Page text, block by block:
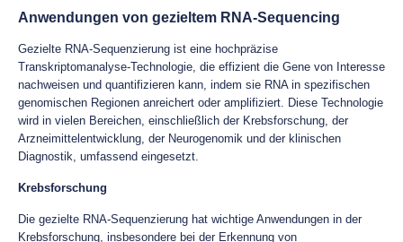
Anwendungen von gezieltem RNA-Sequencing
Gezielte RNA-Sequenzierung ist eine hochpräzise
Transkriptomanalyse-Technologie, die effizient die Gene von Interesse
nachweisen und quantifizieren kann, indem sie RNA in spezifischen
genomischen Regionen anreichert oder amplifiziert. Diese Technologie
wird in vielen Bereichen, einschließlich der Krebsforschung, der
Arzneimittelentwicklung, der Neurogenomik und der klinischen
Diagnostik, umfassend eingesetzt.
Krebsforschung
Die gezielte RNA-Sequenzierung hat wichtige Anwendungen in der
Krebsforschung, insbesondere bei der Erkennung von